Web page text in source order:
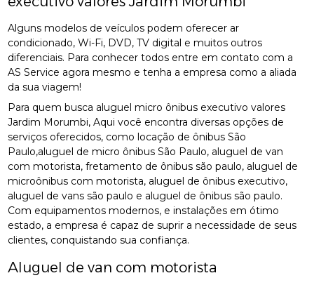
Alguns modelos de veículos podem oferecer ar
condicionado, Wi-Fi, DVD, TV digital e muitos outros
diferenciais. Para conhecer todos entre em contato com a
AS Service agora mesmo e tenha a empresa como a aliada
da sua viagem!
Para quem busca aluguel micro ônibus executivo valores
Jardim Morumbi, Aqui você encontra diversas opções de
serviços oferecidos, como locação de ônibus São
Paulo,aluguel de micro ônibus São Paulo, aluguel de van
com motorista, fretamento de ônibus são paulo, aluguel de
microônibus com motorista, aluguel de ônibus executivo,
aluguel de vans são paulo e aluguel de ônibus são paulo.
Com equipamentos modernos, e instalações em ótimo
estado, a empresa é capaz de suprir a necessidade de seus
clientes, conquistando sua confiança.
Aluguel de van com motorista